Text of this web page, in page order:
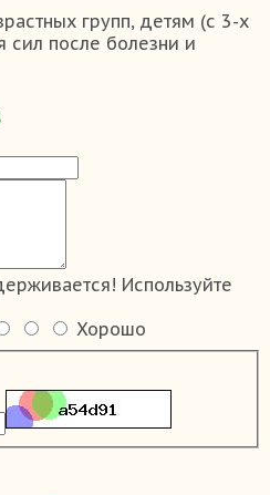
групп, детям (с 3-х
сил после болезни и
Используйте
Хорошо